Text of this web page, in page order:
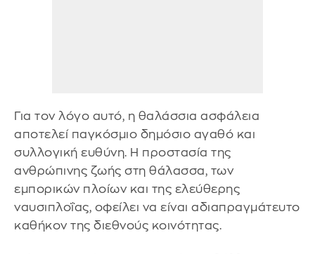
Για τον λόγο αυτό, η θαλάσσια ασφάλεια
αποτελεί παγκόσμιο δημόσιο αγαθό και
συλλογική ευθύνη. Η προστασία της
ανθρώπινης ζωής στη θάλασσα, των
εμπορικών πλοίων και της ελεύθερης
ναυσιπλοΐας, οφείλει να είναι αδιαπραγμάτευτο
καθήκον της διεθνούς κοινότητας.